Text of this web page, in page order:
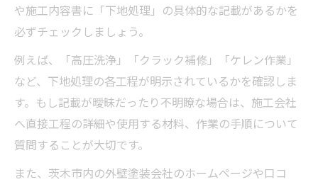
や施工内容書に「下地処理」の具体的な記載があるかを
必ずチェックしましょう。
例えば、「高圧洗浄」「クラック補修」「ケレン作業」
など、下地処理の各工程が明示されているかを確認しま
す。もし記載が曖昧だったり不明瞭な場合は、施工会社
へ直接工程の詳細や使用する材料、作業の手順について
質問することが大切です。
また、茨木市内の外壁塗装会社のホームページや口コ